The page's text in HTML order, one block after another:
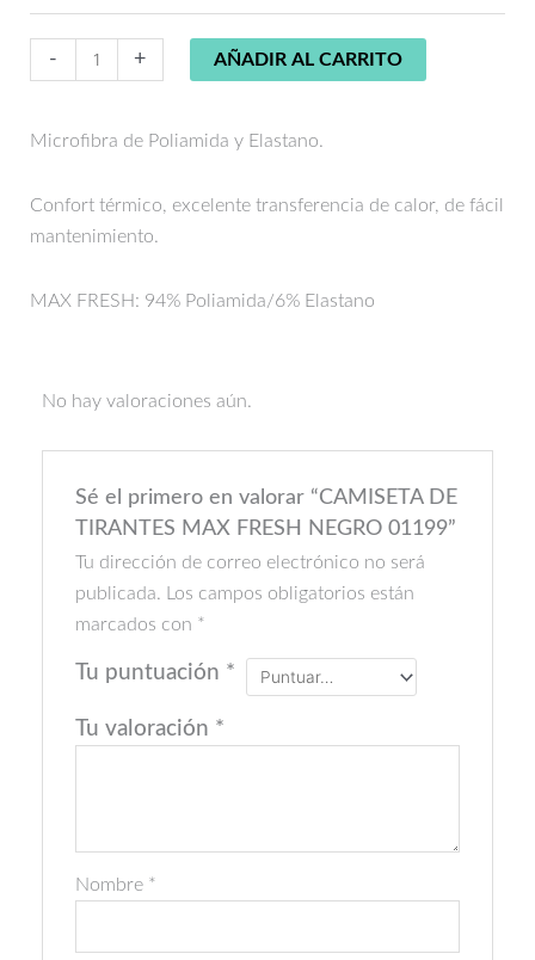
- + AÑADIR AL CARRITO
Microfibra de Poliamida y Elastano.
Confort térmico, excelente transferencia de calor, de fácil
mantenimiento.
MAX FRESH: 94% Poliamida/6% Elastano
No hay valoraciones aún.
Sé el primero en valorar “CAMISETA DE
TIRANTES MAX FRESH NEGRO 01199”
Tu dirección de correo electrónico no será
publicada. Los campos obligatorios están
marcados con *
Tu puntuación *
Tu valoración *
Nombre *